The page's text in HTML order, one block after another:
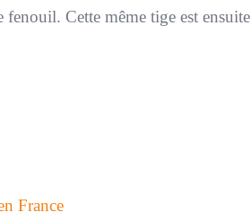
Cette même tige est ensuite
France